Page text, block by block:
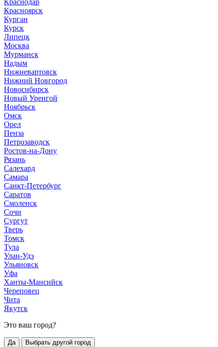
Краснодар
Красноярск
Курган
Курск
Липецк
Москва
Мурманск
Надым
Нижневартовск
Нижний Новгород
Новосибирск
Новый Уренгой
Ноябрьск
Омск
Орел
Пенза
Петрозаводск
Ростов-на-Дону
Рязань
Салехард
Самара
Санкт-Петербург
Саратов
Смоленск
Сочи
Сургут
Тверь
Томск
Тула
Улан-Удэ
Ульяновск
Уфа
Ханты-Мансийск
Череповец
Чита
Якутск
Это ваш город?
Да Выбрать другой город